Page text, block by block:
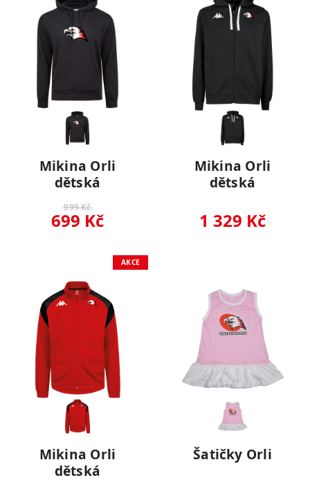
Mikina Orli
dětská
999 Kč
699 Kč
Mikina Orli
dětská
1 329 Kč
AKCE
Mikina Orli
dětská
Šatičky Orli